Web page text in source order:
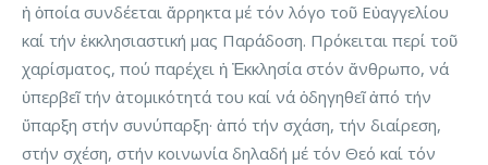
ἡ ὁποία συνδέεται ἄρρηκτα μέ τόν λόγο τοῦ Εὐαγγελίου
καί τήν ἐκκλησιαστική μας Παράδοση. Πρόκειται περί τοῦ
χαρίσματος, πού παρέχει ἡ Ἐκκλησία στόν ἄνθρωπο, νά
ὑπερβεῖ τήν ἀτομικότητά του καί νά ὁδηγηθεῖ ἀπό τήν
ὕπαρξη στήν συνύπαρξη· ἀπό τήν σχάση, τήν διαίρεση,
στήν σχέση, στήν κοινωνία δηλαδή μέ τόν Θεό καί τόν